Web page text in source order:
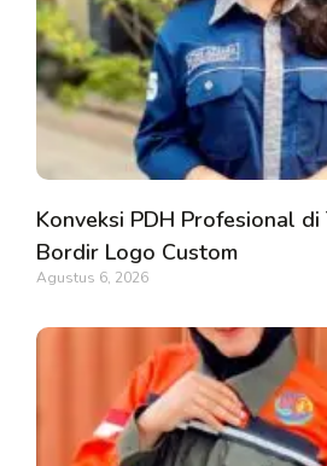
Konveksi PDH Profesional
Bordir Logo Custom
Agustus 6, 2026